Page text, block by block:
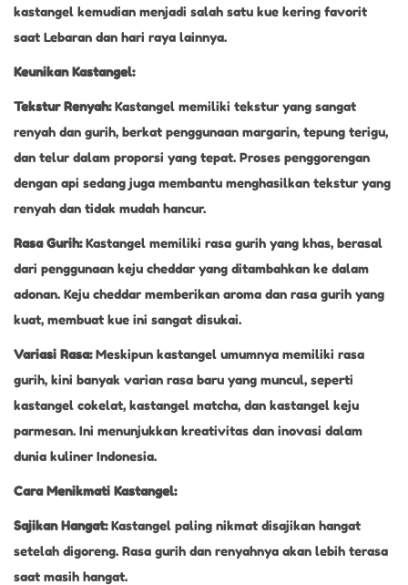
kastangel kemudian menjadi salah satu kue kering favorit
saat Lebaran dan hari raya lainnya.
Keunikan Kastangel:
Tekstur Renyah:Kastangel memiliki tekstur yang sangat
renyah dan gurih, berkat penggunaan margarin, tepung terigu,
dan telur dalam proporsi yang tepat. Proses penggorengan
dengan api sedang juga membantu menghasilkan tekstur yang
renyah dan tidak mudah hancur.
Rasa Gurih:Kastangel memiliki rasa gurih yang khas, berasal
dari penggunaan keju cheddar yang ditambahkan ke dalam
adonan. Keju cheddar memberikan aroma dan rasa gurih yang
kuat, membuat kue ini sangat disukai.
Variasi Rasa:Meskipun kastangel umumnya memiliki rasa
gurih, kini banyak varian rasa baru yang muncul, seperti
kastangel cokelat, kastangel matcha, dan kastangel keju
parmesan. Ini menunjukkan kreativitas dan inovasi dalam
dunia kuliner Indonesia.
Cara Menikmati Kastangel:
Sajikan Hangat:Kastangel paling nikmat disajikan hangat
setelah digoreng. Rasa gurih dan renyahnya akan lebih terasa
saat masih hangat.